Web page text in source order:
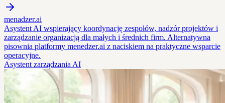
menadzer.ai
Asystent AI wspierający koordynację zespołów, nadzór projektów i
zarządzanie organizacją dla małych i średnich firm. Alternatywna
pisownia platformy menedzer.ai z naciskiem na praktyczne wsparcie
operacyjne.
Asystent zarządzania AI